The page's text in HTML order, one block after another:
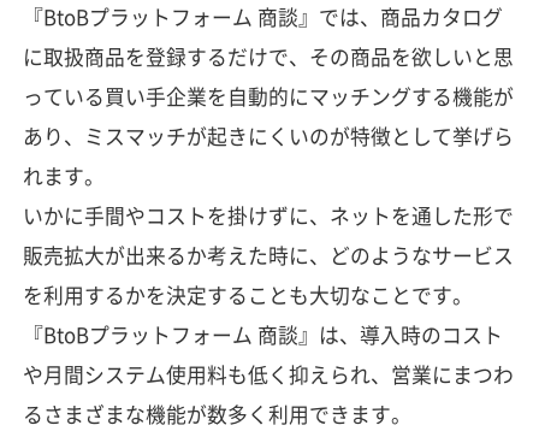
『BtoBプラットフォーム 商談』では、商品カタログ
に取扱商品を登録するだけで、その商品を欲しいと思
っている買い手企業を自動的にマッチングする機能が
あり、ミスマッチが起きにくいのが特徴として挙げら
れます。
いかに手間やコストを掛けずに、ネットを通した形で
販売拡大が出来るか考えた時に、どのようなサービス
を利用するかを決定することも大切なことです。
『BtoBプラットフォーム 商談』は、導入時のコスト
や月間システム使用料も低く抑えられ、営業にまつわ
るさまざまな機能が数多く利用できます。